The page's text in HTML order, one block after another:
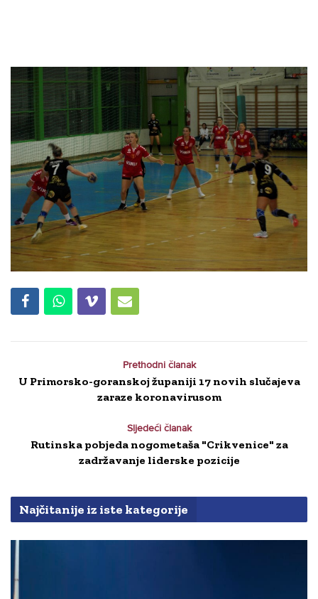
Prethodni članak
U Primorsko-goranskoj županiji 17 novih slučajeva
zaraze koronavirusom
Sljedeći članak
Rutinska pobjeda nogometaša "Crikvenice" za
zadržavanje liderske pozicije
Najčitanije iz iste kategorije